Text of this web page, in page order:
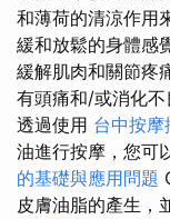
和薄荷的清涼作用
緩和放鬆的身體感
緩解肌肉和關節疼
有頭痛和/或消化不
透過使用 台中按摩
油進行按摩，您可
的基礎與應用問題
皮膚油脂的產生，